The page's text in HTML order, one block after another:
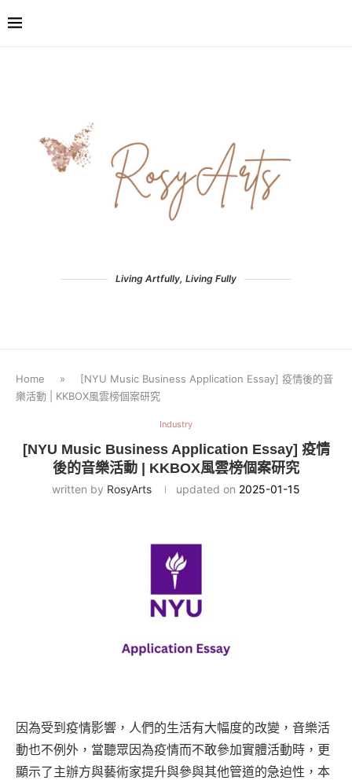
Living Artfully, Living Fully
Home »
[NYU Music Business Application Essay] 疫情後的音
樂活動 | KKBOX風雲榜個案研究
Industry
[NYU Music Business Application Essay] 疫情
後的音樂活動 | KKBOX風雲榜個案研究
written by RosyArts updated on 2025-01-15
因為受到疫情影響，人們的生活有大幅度的改變，音樂活
動也不例外，當聽眾因為疫情而不敢參加實體活動時，更
顯示了主辦方與藝術家提升與參與其他管道的急迫性，本